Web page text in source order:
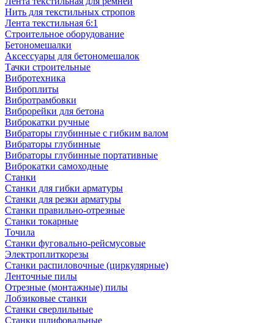
Нить для текстильных стропов
Лента текстильная 6:1
Строительное оборудование
Бетономешалки
Аксессуары для бетономешалок
Тачки строительные
Вибротехника
Виброплиты
Вибротрамбовки
Виброрейки для бетона
Виброкатки ручные
Вибраторы глубинные с гибким валом
Вибраторы глубинные
Вибраторы глубинные портативные
Виброкатки самоходные
Станки
Станки для гибки арматуры
Станки для резки арматуры
Станки правильно-отрезные
Станки токарные
Точила
Станки фуговально-рейсмусовые
Электроплиткорезы
Станки распиловочные (циркулярные)
Ленточные пилы
Отрезные (монтажные) пилы
Лобзиковые станки
Станки сверлильные
Станки шлифовальные